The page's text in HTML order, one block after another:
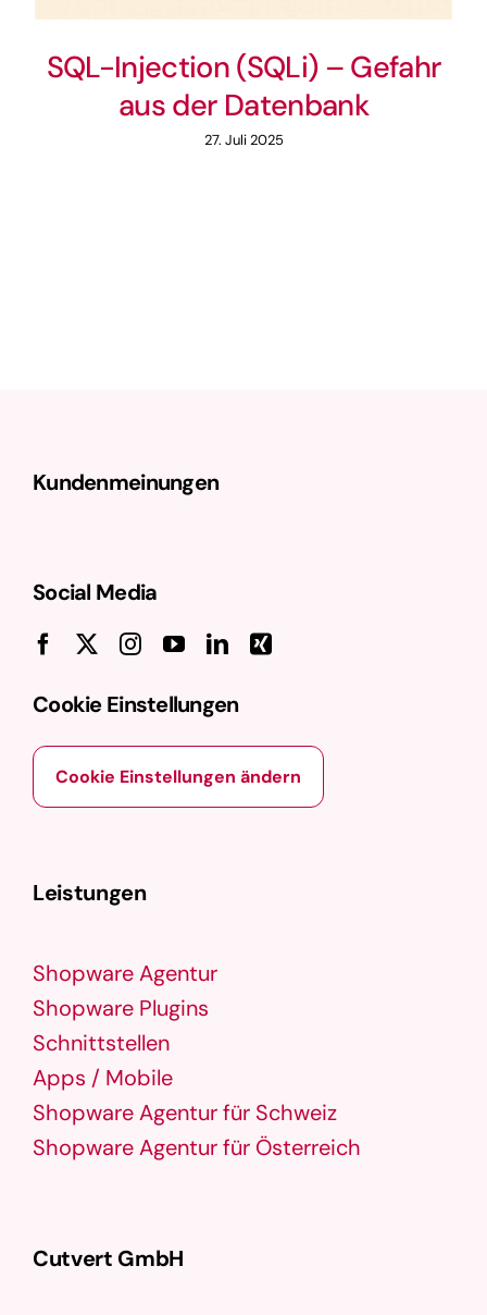
SQL-Injection (SQLi) – Gefahr
aus der Datenbank
27. Juli 2025
Kundenmeinungen
Social Media
Cookie Einstellungen
Cookie Einstellungen ändern
Leistungen
Shopware Agentur
Shopware Plugins
Schnittstellen
Apps / Mobile
Shopware Agentur für Schweiz
Shopware Agentur für Österreich
Cutvert GmbH